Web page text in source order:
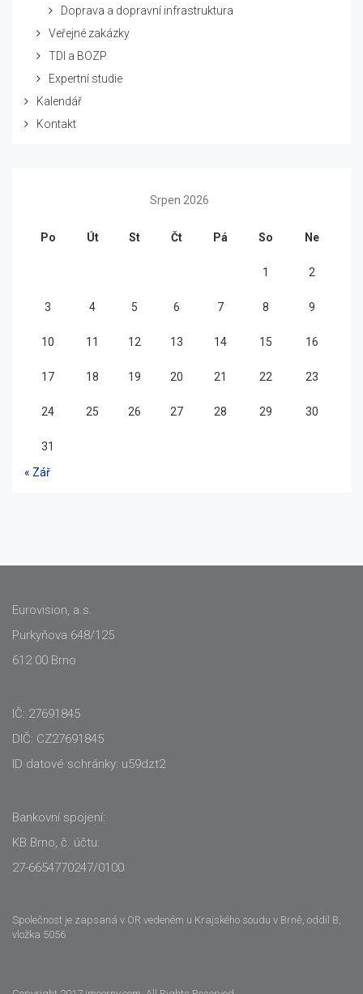
Doprava a dopravní infrastruktura
Veřejné zakázky
TDI a BOZP
Expertní studie
Kalendář
Kontakt
Srpen 2026
Po Út St Čt Pá So Ne
1 2
3 4 5 6 7 8 9
10 11 12 13 14 15 16
17 18 19 20 21 22 23
24 25 26 27 28 29 30
31
« Zář
Eurovision, a.s.
Purkyňova 648/125
612 00 Brno
IČ: 27691845
DIČ: CZ27691845
ID datové schránky: u59dzt2
Bankovní spojení:
KB Brno, č. účtu:
27-6654770247/0100
Společnost je zapsaná v OR vedeném u Krajského soudu v Brně, oddíl B,
vložka 5056